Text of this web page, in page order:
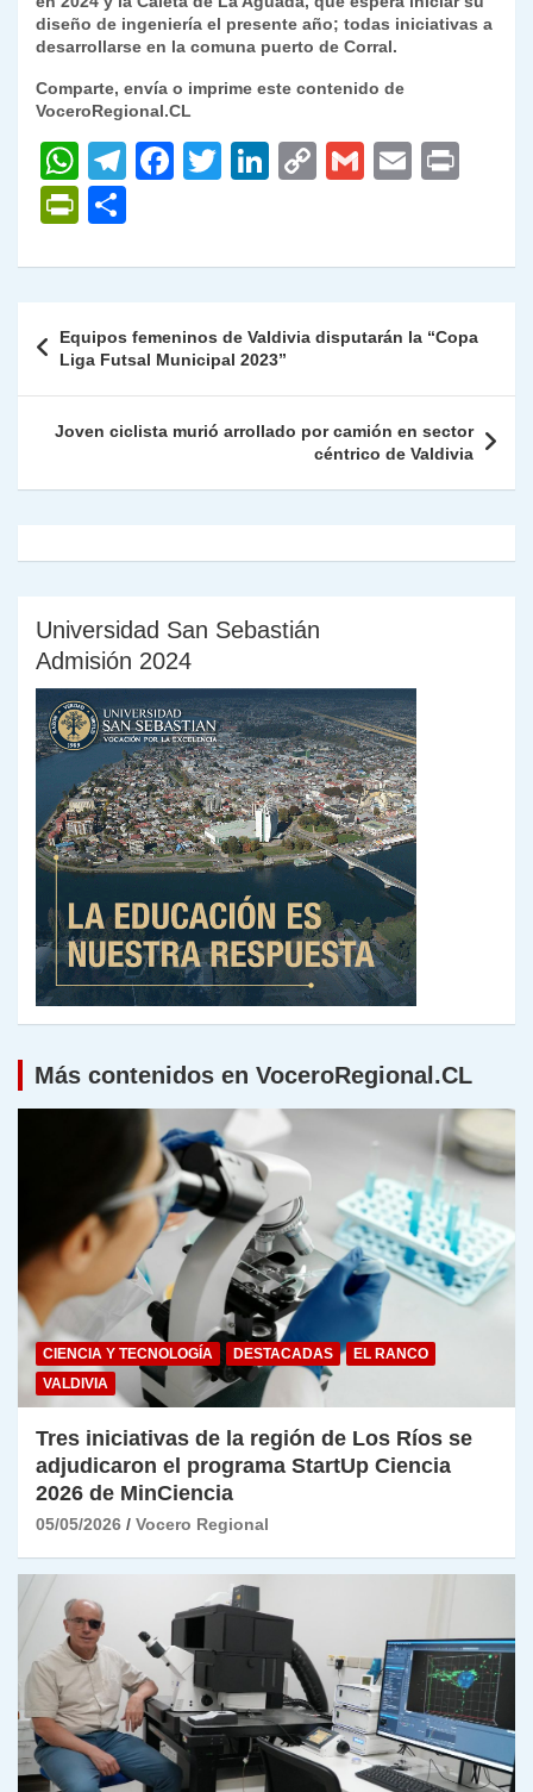
diseño de ingeniería el presente año; todas iniciativas a
desarrollarse en la comuna puerto de Corral.
Comparte, envía o imprime este contenido de
VoceroRegional.CL
W
h
at
s
p
p
T
gr
m
F
e
o
o
k
T
er
Li
e
n
C
y
n
k
G
l
E
l
P
nt
Fr
ie
n
dl
m
p
ar
tir
de
entradas
Equipos femeninos de Valdivia disputarán la “Copa
Liga Futsal Municipal 2023”
Joven ciclista murió arrollado por camión en sector
céntrico de Valdivia
Universidad San Sebastián
Admisión 2024
Más contenidos en VoceroRegional.CL
CIENCIA Y TECNOLOGÍA DESTACADAS
EL RANCO
VALDIVIA
Tres iniciativas de la región de Los Ríos se
adjudicaron el programa StartUp Ciencia
2026 de MinCiencia
05/05/2026 Vocero Regional